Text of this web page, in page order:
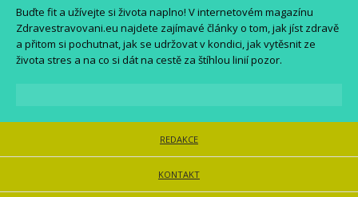
Buďte fit a užívejte si života naplno! V internetovém magazínu
Zdravestravovani.eu najdete zajímavé články o tom, jak jíst zdravě
a přitom si pochutnat, jak se udržovat v kondici, jak vytěsnit ze
života stres a na co si dát na cestě za štíhlou linií pozor.
REDAKCE
KONTAKT